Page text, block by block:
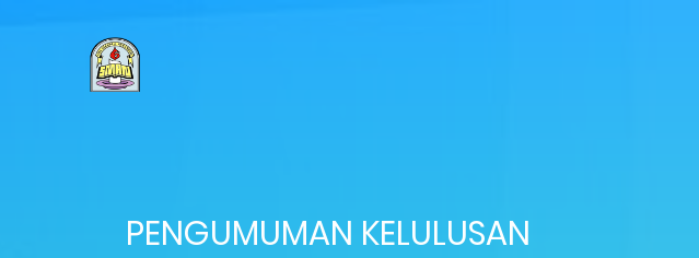
PENGUMUMAN KELULUSAN